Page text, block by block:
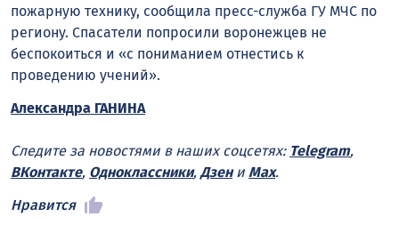
пожарную технику, сообщила пресс-служба ГУ МЧС по
региону. Спасатели попросили воронежцев не
беспокоиться и «с пониманием отнестись к
проведению учений».
Александра ГАНИНА
Следите за новостями в наших соцсетях: Telegram,
ВКонтакте, Одноклассники, Дзени Max.
Нравится